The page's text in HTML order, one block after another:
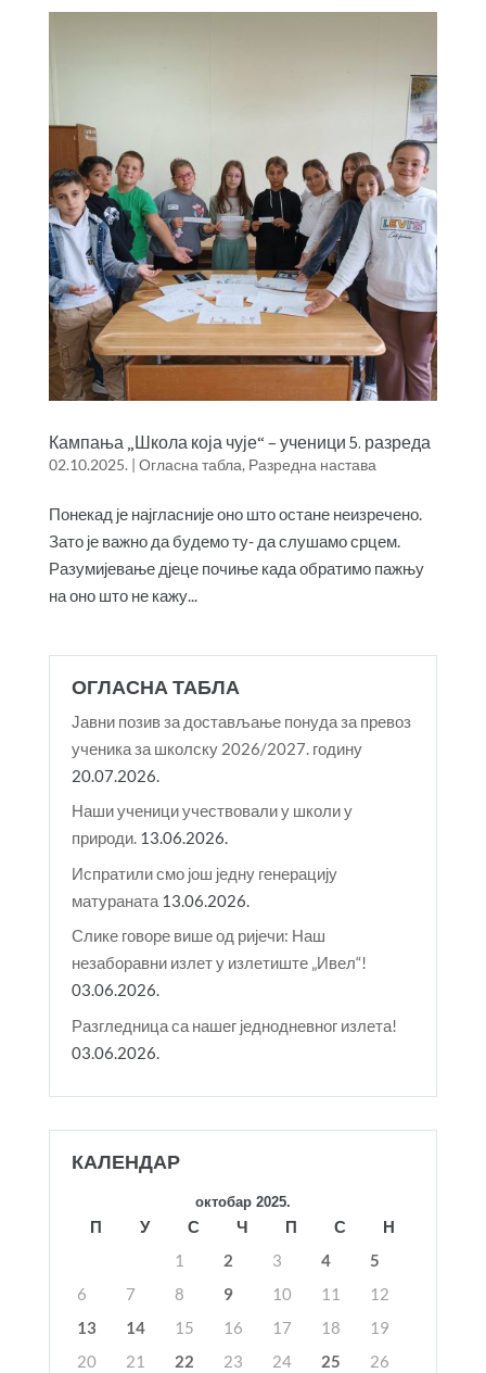
Кампања „Школа која чује“ – ученици 5. разреда
02.10.2025. | Огласна табла, Разредна настава
Понекад је најгласније оно што остане неизречено.
Зато је важно да будемо ту- да слушамо срцем.
Разумијевање дјеце почиње када обратимо пажњу
на оно што не кажу...
ОГЛАСНА ТАБЛА
Јавни позив за достављање понуда за превоз
ученика за школску 2026/2027. годину
20.07.2026.
Наши ученици учествовали у школи у
природи. 13.06.2026.
Испратили смо још једну генерацију
матураната 13.06.2026.
Слике говоре више од ријечи: Наш
незаборавни излет у излетиште „Ивел“!
03.06.2026.
Разгледница са нашег једнодневног излета!
03.06.2026.
КАЛЕНДАР
октобар 2025.
П У С Ч П С
Н
1
2 3 4
5
6
7 8 9 10 11
12
13
14 15 16 17 18
19
20
21 22 23 24 25
26